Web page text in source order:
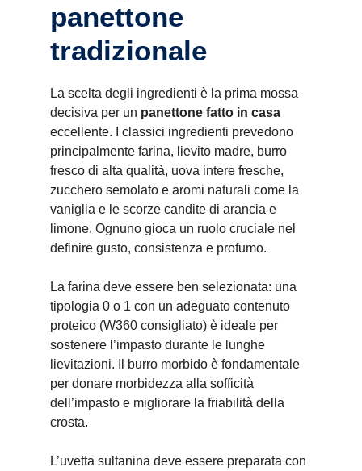
panettone
tradizionale
La scelta degli ingredienti è la prima mossa
decisiva per un panettone fatto in casa
eccellente. I classici ingredienti prevedono
principalmente farina, lievito madre, burro
fresco di alta qualità, uova intere fresche,
zucchero semolato e aromi naturali come la
vaniglia e le scorze candite di arancia e
limone. Ognuno gioca un ruolo cruciale nel
definire gusto, consistenza e profumo.
La farina deve essere ben selezionata: una
tipologia 0 o 1 con un adeguato contenuto
proteico (W360 consigliato) è ideale per
sostenere l’impasto durante le lunghe
lievitazioni. Il burro morbido è fondamentale
per donare morbidezza alla sofficità
dell’impasto e migliorare la friabilità della
crosta.
L’uvetta sultanina deve essere preparata con